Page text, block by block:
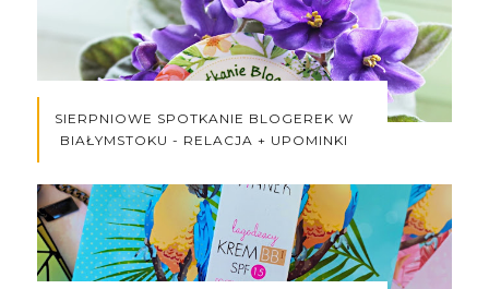
SIERPNIOWE SPOTKANIE BLOGEREK W
BIAŁYMSTOKU - RELACJA + UPOMINKI